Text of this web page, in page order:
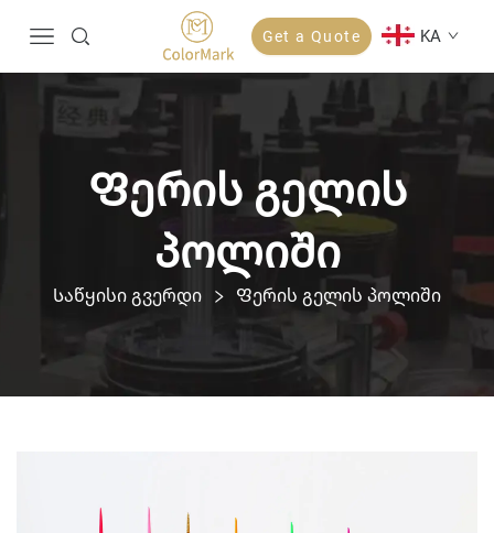
Get a Quote KA
Ფერის გელის
პოლიში
Საწყისი გვერდი Ფერის გელის პოლიში